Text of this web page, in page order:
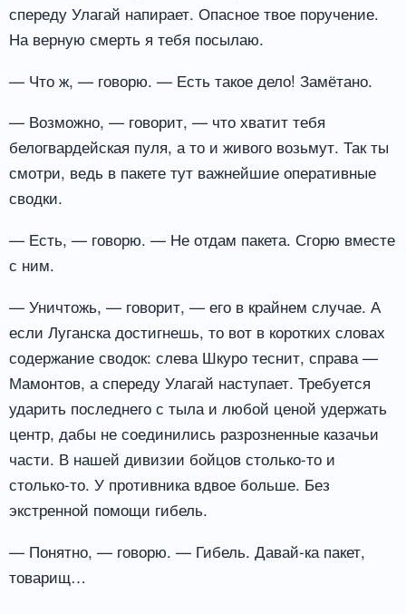
спереду Улагай напирает. Опасное твое поручение.
На верную смерть я тебя посылаю.
— Что ж, — говорю. — Есть такое дело! Замётано.
— Возможно, — говорит, — что хватит тебя
белогвардейская пуля, а то и живого возьмут. Так ты
смотри, ведь в пакете тут важнейшие оперативные
сводки.
— Есть, — говорю. — Не отдам пакета. Сгорю вместе
с ним.
— Уничтожь, — говорит, — его в крайнем случае. А
если Луганска достигнешь, то вот в коротких словах
содержание сводок: слева Шкуро теснит, справа —
Мамонтов, а спереду Улагай наступает. Требуется
ударить последнего с тыла и любой ценой удержать
центр, дабы не соединились разрозненные казачьи
части. В нашей дивизии бойцов столько-то и
столько-то. У противника вдвое больше. Без
экстренной помощи гибель.
— Понятно, — говорю. — Гибель. Давай-ка пакет,
товарищ…